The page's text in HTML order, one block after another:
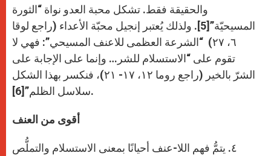
والحقيقة فقط. تشكل محبة العدو نواة “الثورة
المسيحيّة”[5]. ولذلك يُعتبر إنجيل محبّة الأعداء (راجع لوقا
٦، ٢٧) “الشرعة العظمى للاعنف المسيحي”: فهي لا
تقوم على “الاستسلام للشر… وإنما على الإجابة على
الشرّ بالخير (راجع روما ١٢، ١٧- ٢١)، فنكسر بهذا الشكل
سلاسل الظلم”[6].
أقوى من العنف
٤. يتمُّ فهم اللا-عنف أحيانًا بمعنى الاستسلام والتملُّص